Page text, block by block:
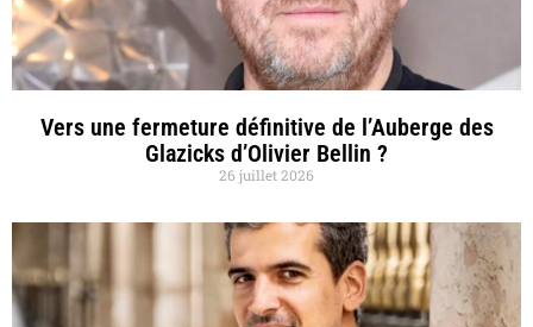
Vers une fermeture définitive de l’Auberge des
Glazicks d’Olivier Bellin ?
26 juillet 2026